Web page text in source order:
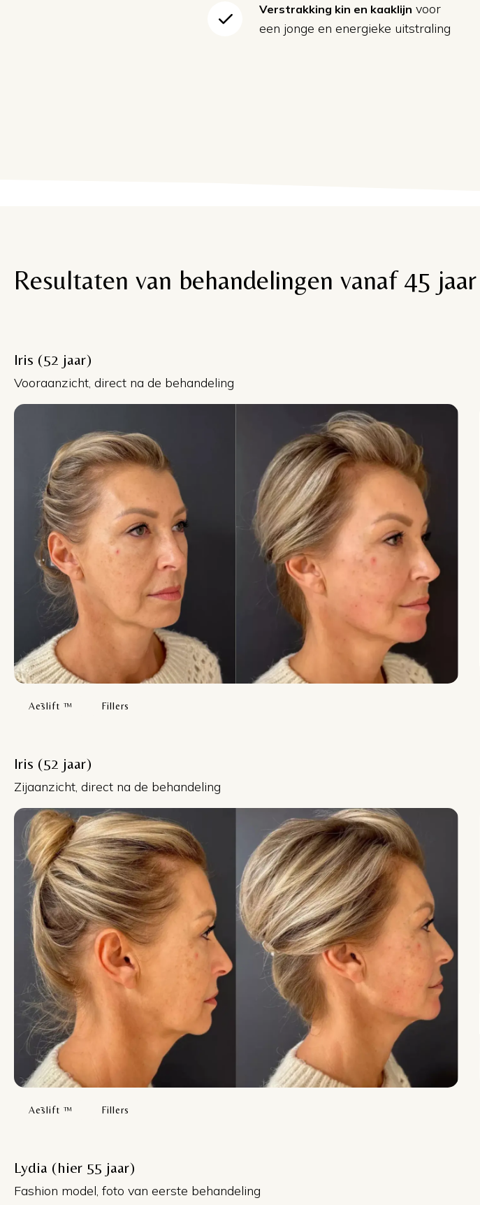
Verstrakking kin en kaaklijn voor
een jonge en energieke uitstraling
Resultaten van behandelingen vanaf 45 jaar
Iris (52 jaar)
Vooraanzicht, direct na de behandeling
Aēslift ™ Fillers
Iris (52 jaar)
Zijaanzicht, direct na de behandeling
Aēslift ™ Fillers
Lydia (hier 55 jaar)
Fashion model, foto van eerste behandeling